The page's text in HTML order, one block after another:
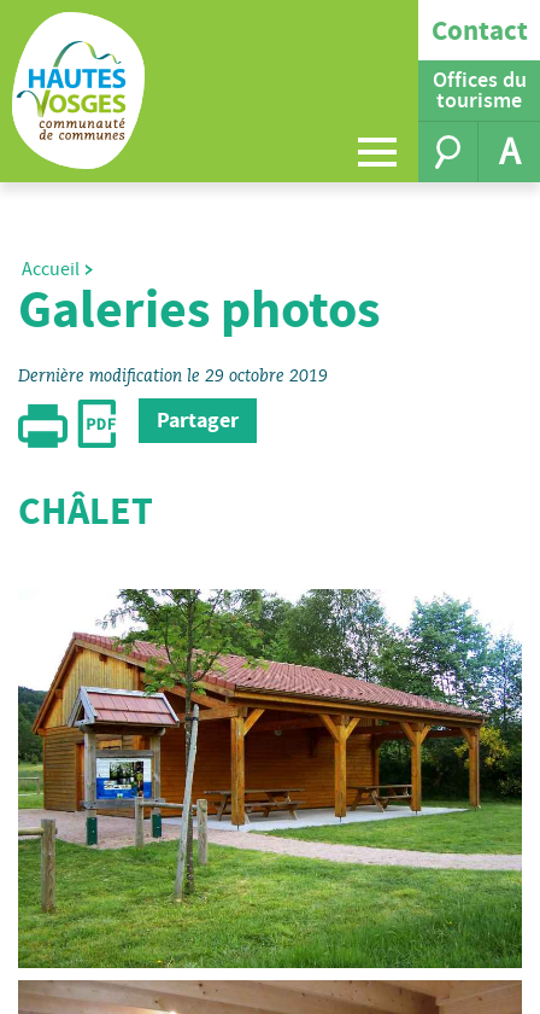
Contact
Offices du
tourisme
A
Accueil
Galeries photos
Dernière modification le 29 octobre 2019
Partager
CHÂLET